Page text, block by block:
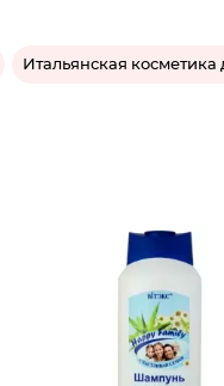
Итальянская косметика